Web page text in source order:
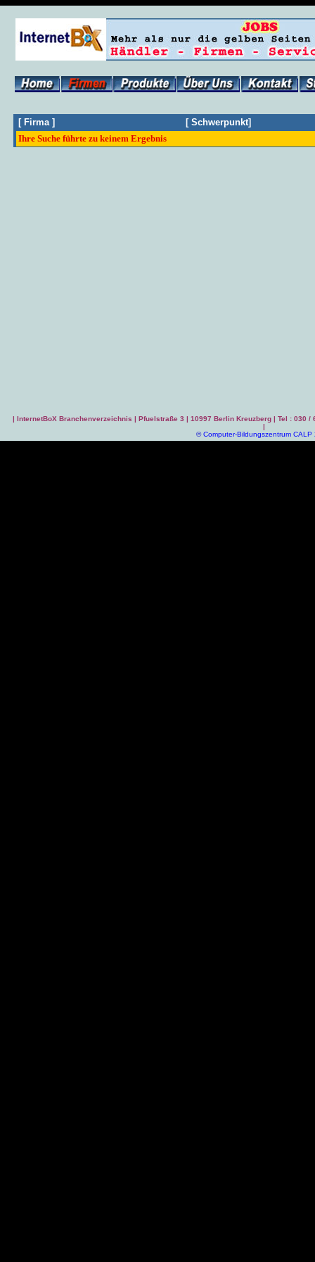
[ Firma ] [ Schwerpunkt]
Ihre Suche führte zu keinem Ergebnis
| InternetBoX Branchenverzeichnis | Pfuelstraße 3 | 10997 Berlin Kreuzberg | Tel : 030
|
©Computer-Bildungszentrum CALP